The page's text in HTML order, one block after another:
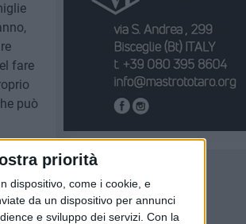
priorità
dispositivo, come i cookie, e
da un dispositivo per annunci
e sviluppo dei servizi. Con la
fare
può